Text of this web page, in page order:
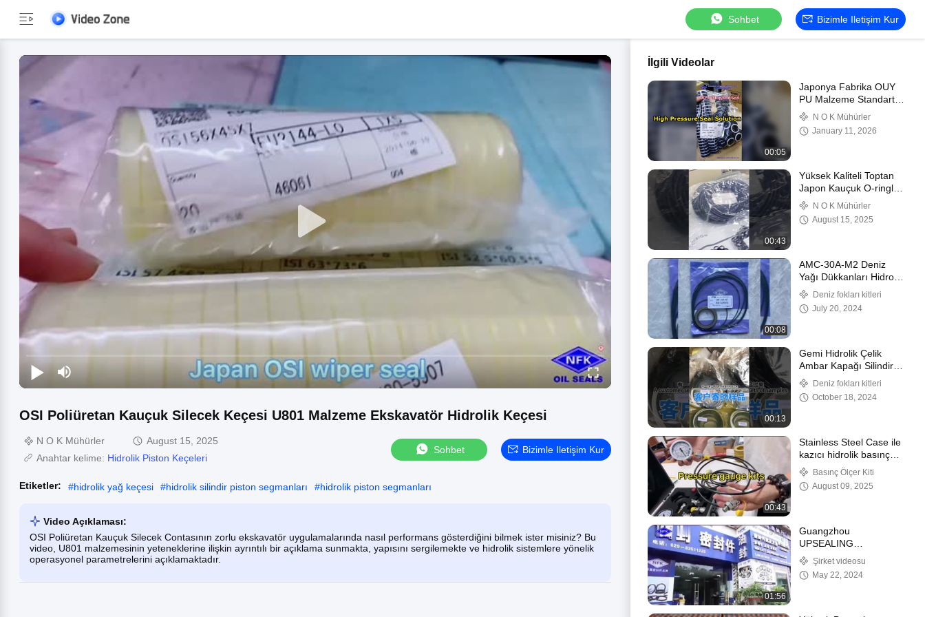
Sohbet Bizimle Iletişim Kur
OSI Poliüretan Kauçuk Silecek Keçesi U801 Malzeme Ekskavatör Hidrolik Keçesi
N O K Mühürler
August 15, 2025
Anahtar kelime: Hidrolik Piston Keçeleri
Sohbet Bizimle Iletişim Kur
Etiketler: #hidrolik yağ keçesi #hidrolik silindir piston segmanları #hidrolik piston segmanları
Video Açıklaması:
OSI Poliüretan Kauçuk Silecek Contasının zorlu ekskavatör uygulamalarında nasıl performans gösterdiğini bilmek ister misiniz? Bu
video, U801 malzemesinin yeteneklerine ilişkin ayrıntılı bir açıklama sunmakta, yapısını sergilemekte ve hidrolik sistemlere yönelik
operasyonel parametrelerini açıklamaktadır.
İlgili Videolar
00:05
Japonya Fabrika OUY
PU Malzeme Standart
Boyut Hidrolik Silindir
için Yüksek Basınçlı
Piston Mili Contası
N O K Mühürler
January 11, 2026
00:43
Yüksek Kaliteli Toptan
Japon Kauçuk O-ringler
Siyah NBR Conta İnşaat
Sektörü İçin
N O K Mühürler
August 15, 2025
00:08
AMC-30A-M2 Deniz
Yağı Dükkanları Hidrolik
Pompa Motor Yağ
Dükkanları Düzeltme
Kiti Gemi için
Deniz fokları kitleri
July 20, 2024
00:13
Gemi Hidrolik Çelik
Ambar Kapağı Silindir
Tamir Contası takımı
Deniz fokları kitleri
October 18, 2024
00:43
Stainless Steel Case ile
kazıcı hidrolik basınç
test ölçer kiti
Basınç Ölçer Kiti
August 09, 2025
01:56
Guangzhou
UPSEALING
TECHNOLOGY CO.,
LTD.
Şirket videosu
May 22, 2024